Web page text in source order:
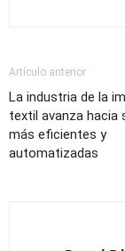
Artículo anterior
La industria de la
textil avanza hacia
más eficientes y
automatizadas